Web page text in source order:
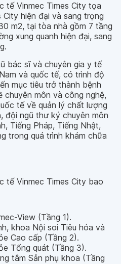
tế Vinmec Times City tọa
hiện đại và sang trọng
m2, tại tòa nhà gồm 7 tầng
xung quanh hiện đại, sang
bác sĩ và chuyên gia y tế
và quốc tế, có trình độ
mục tiêu trở thành bệnh
chuyên môn và công nghệ,
tế về quản lý chất lượng
đội ngũ thư ký chuyên môn
Tiếng Pháp, Tiếng Nhật,
trong quá trình khám chữa
tế Vinmec Times City bao
View (Tầng 1).
khoa Nội soi Tiêu hóa và
Cao cấp (Tầng 2).
Tổng quát (Tầng 3).
tâm Sản phụ khoa (Tầng